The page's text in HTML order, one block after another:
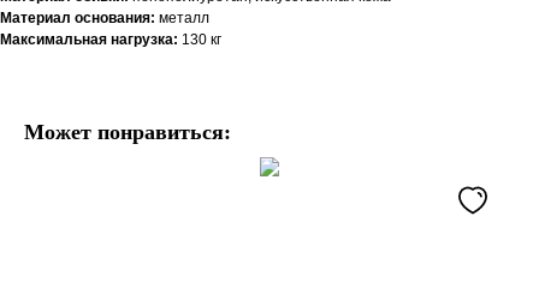
Материал основания: металл
Максимальная нагрузка: 130 кг
Может понравиться: